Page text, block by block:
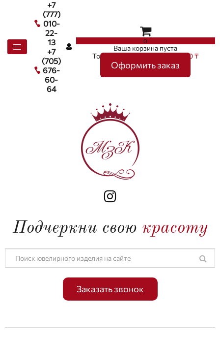
+7
(777)
010-
22-
13
+7
(705)
676-
60-
64
0
Ваша корзина пуста
Товаров в корзине
на сумму0 ₸
Оформить заказ
Подчеркни свою красоту
Заказать звонок